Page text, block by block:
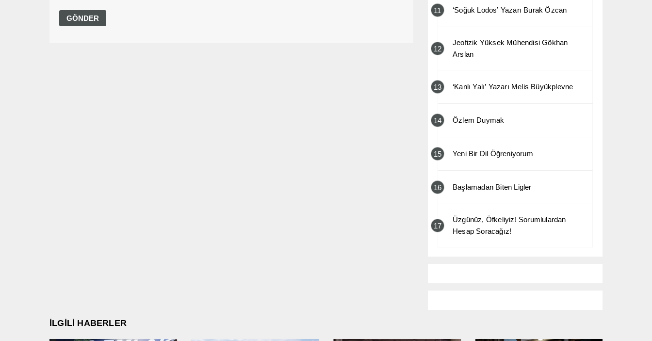
11 ‘Soğuk Lodos’ Yazarı Burak Özcan
12
Jeofizik Yüksek Mühendisi Gökhan
Arslan
13 ‘Kanlı Yalı’ Yazarı Melis Büyükplevne
14 Özlem Duymak
15 Yeni Bir Dil Öğreniyorum
16 Başlamadan Biten Ligler
17
Üzgünüz, Öfkeliyiz! Sorumlulardan
Hesap Soracağız!
İLGİLİ HABERLER